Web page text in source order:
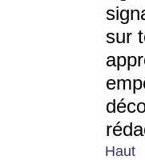
sur
Haut